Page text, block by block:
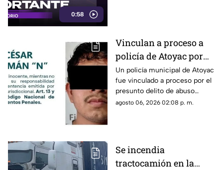
0:58
Vinculan a proceso a
policía de Atoyac por
presunto 4BUS0
S3XU4L infantil
Un policía municipal de Atoyac
fue vinculado a proceso por el
presunto delito de abuso
sexual infantil contra una
agosto 06, 2026 02:08 p. m.
Se incendia
tractocamión en la